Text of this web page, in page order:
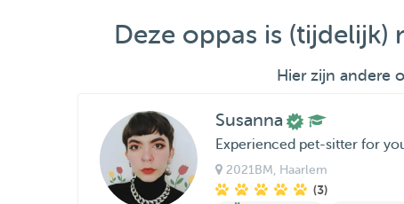
Deze oppas is
Hier zijn andere
Susanna
Experienced pet-sitter for
2021BM , Haarlem
(3)